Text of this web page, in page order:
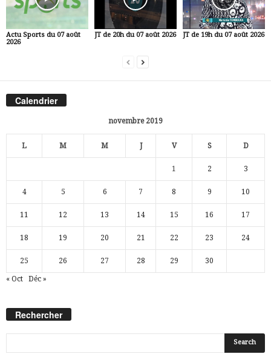
Actu Sports du 07 août
2026
JT de 20h du 07 août 2026 JT de 19h du 07 août 2026
Calendrier
novembre 2019
L M M J V S D
1 2 3
4 5 6 7 8 9 10
11 12 13 14 15 16 17
18 19 20 21 22 23 24
25 26 27 28 29 30
« Oct Déc »
Rechercher